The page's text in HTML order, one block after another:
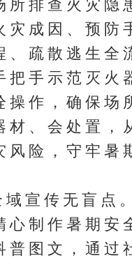
所排查火灾隐
灾成因、预防
、疏散逃生全
把手示范灭火
操作，确保场
材、会处置，
风险，守牢暑
域宣传无盲点。
心制作暑期安
普图文，通过